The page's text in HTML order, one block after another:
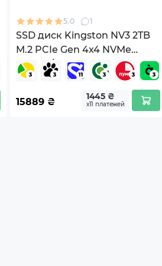
5.0 1
SSD диск Kingston NV3 2TB
M.2 PCIe Gen 4x4 NVMe
(SNV3S/2000G)
15889 ₴ 1445 ₴
х11 платежей